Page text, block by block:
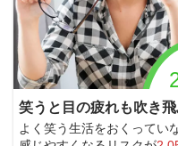
笑うと目の疲れも吹き飛
よく笑う生活をおくってい